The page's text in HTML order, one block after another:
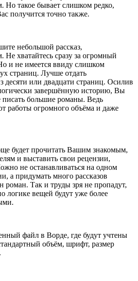
Но такое бывает слишком редко,
получится точно также.
небольшой рассказ,
Не хватайтесь сразу за огромный
и не имеется ввиду слишком
страниц. Лучше отдать
десяти или двадцати страниц. Осилив
завершённую историю, Вы
большие романы. Ведь
работы огромного объёма и даже
будет прочитать Вашим знакомым,
и выставить свои рецензии,
не останавливаться на одном
а придумать много рассказов
роман. Так и труды зря не пропадут,
логике вещей будут уже более
файл в Ворде, где будут учтены
объём, шрифт, размер